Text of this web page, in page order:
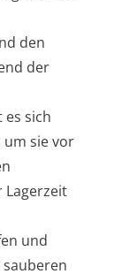
den
der
es sich
um sie vor
Lagerzeit
und